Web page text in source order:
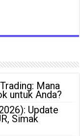
Mana
untuk Anda?
Update
Simak